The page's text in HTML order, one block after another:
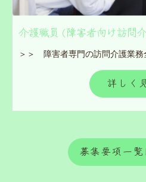
介護職員 (障害者向け訪問
詳しく
募集要項一覧